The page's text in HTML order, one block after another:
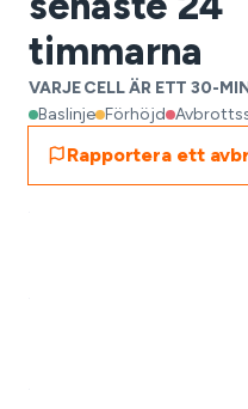
timmarna
VARJE CELL ÄR ETT 30-
Baslinje Förhöjd
Rapportera ett